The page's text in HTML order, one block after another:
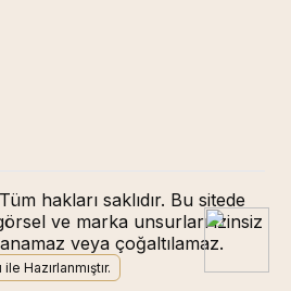
hakları saklıdır. Bu sitede
ve marka unsurları izinsiz
veya çoğaltılamaz.
Hazırlanmıştır.